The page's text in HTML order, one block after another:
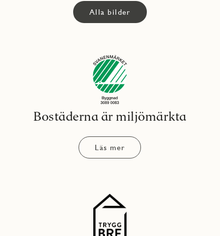
Alla bilder
Bostäderna är miljömärkta
Läs mer